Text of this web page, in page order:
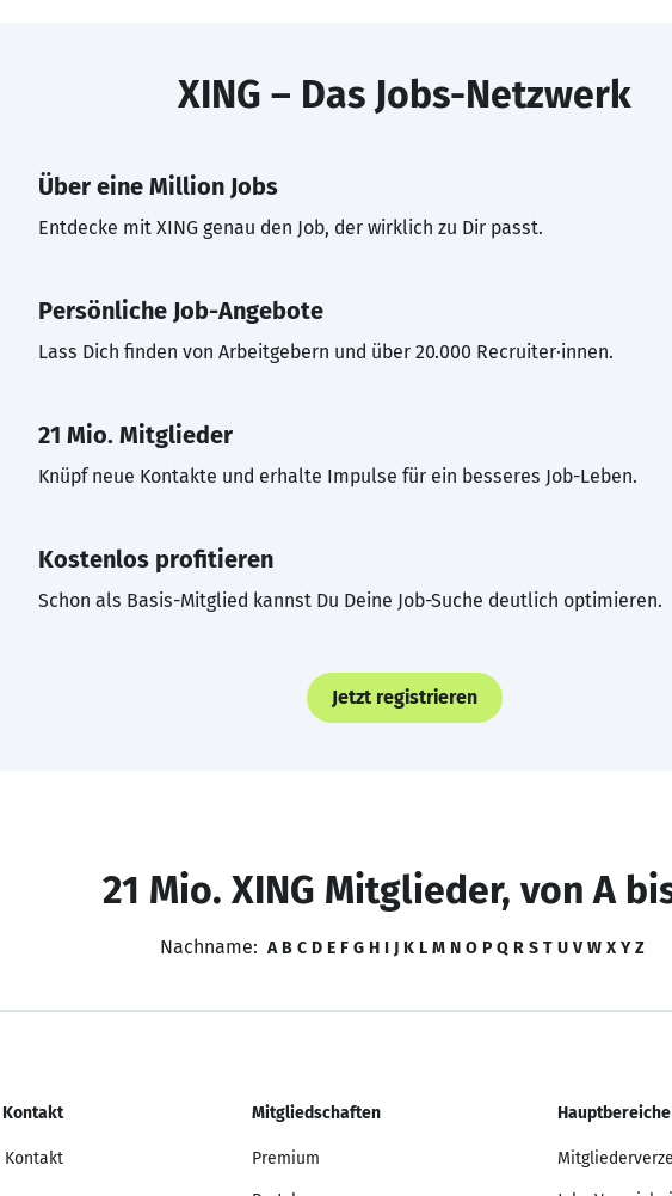
XING – Das Jobs-Netzwerk
Über eine Million Jobs
Entdecke mit XING genau den Job, der wirklich zu Dir passt.
Persönliche Job-Angebote
Lass Dich finden von Arbeitgebern und über 20.000 Recruiter·innen.
21 Mio. Mitglieder
Knüpf neue Kontakte und erhalte Impulse für ein besseres Job-Leben.
Kostenlos profitieren
Schon als Basis-Mitglied kannst Du Deine Job-Suche deutlich optimieren.
Jetzt registrieren
21 Mio. XING Mitglieder, von A
Nachname: A B C D E F G H I J K L M N O P Q R S T U V W X Y Z
Mitgliedschaften
Premium
Hauptbereiche